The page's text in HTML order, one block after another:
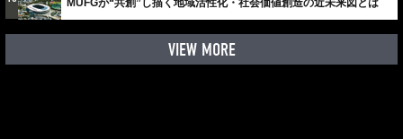
MUFGが“共創”し描く地域活性化・社会価値創造の近未来図とは
VIEW MORE